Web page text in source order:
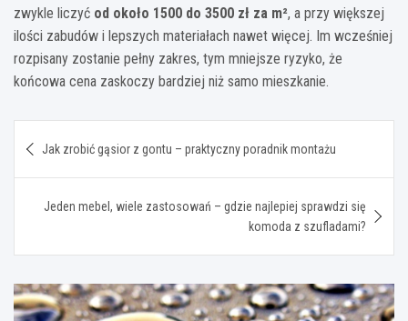
zwykle liczyć od około 1500 do 3500 zł za m², a przy większej
ilości zabudów i lepszych materiałach nawet więcej. Im wcześniej
rozpisany zostanie pełny zakres, tym mniejsze ryzyko, że
końcowa cena zaskoczy bardziej niż samo mieszkanie.
wpisu
Jak zrobić gąsior z gontu – praktyczny poradnik montażu
Jeden mebel, wiele zastosowań – gdzie najlepiej sprawdzi się
komoda z szufladami?